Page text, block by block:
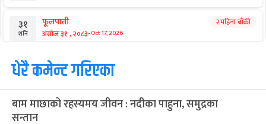
३१
शनि
फूलपाती
असोज ३१ , २०८३-Oct 17, 2026
२ महिना बाँकी
१
आइत
कार्तिक सङ्क्रान्ति
कार्तिक १, २०८३-Oct 18, 2026
३
मंगल
महानवमी २ महिना बाँकी
धेरै कमेन्ट गरिएका
बाम माछाको रहस्यमय जीवन : नदीका पाहुना, समुद्रका
सन्तान